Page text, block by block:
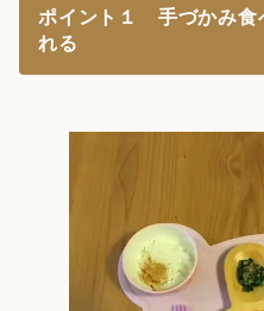
ポイント１ 手づかみ食
れる